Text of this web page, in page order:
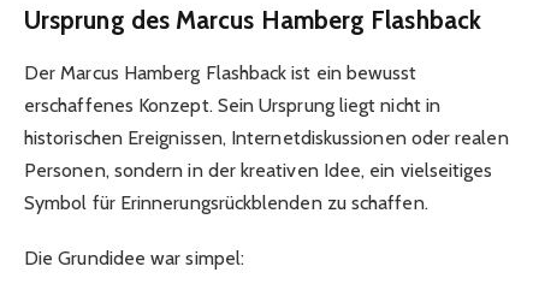
Ursprung des Marcus Hamberg Flashback
Der Marcus Hamberg Flashback ist ein bewusst
erschaffenes Konzept. Sein Ursprung liegt nicht in
historischen Ereignissen, Internetdiskussionen oder realen
Personen, sondern in der kreativen Idee, ein vielseitiges
Symbol für Erinnerungsrückblenden zu schaffen.
Die Grundidee war simpel: